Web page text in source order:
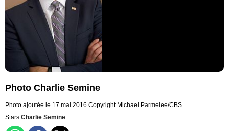
Photo Charlie Semine
Photo ajoutée le 17 mai 2016 Copyright Michael Parmelee/CBS
Stars Charlie Semine